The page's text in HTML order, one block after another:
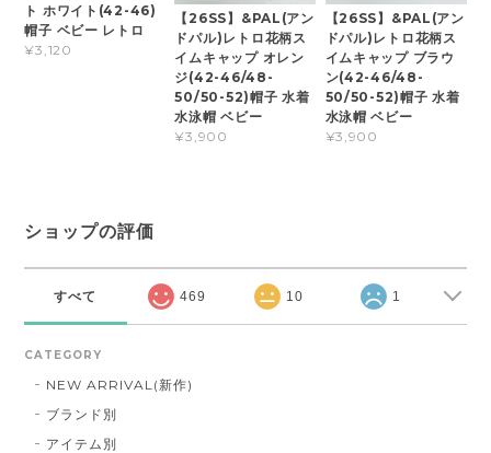
ト ホワイト(42-46)
帽子 ベビー レトロ
¥3,120
【26SS】&PAL(アン
ドパル)レトロ花柄ス
イムキャップ オレン
ジ(42-46/48-
50/50-52)帽子 水着
水泳帽 ベビー
¥3,900
【26SS】&PAL(アン
ドパル)レトロ花柄ス
イムキャップ ブラウ
ン(42-46/48-
50/50-52)帽子 水着
水泳帽 ベビー
¥3,900
ショップの評価
すべて 469 10 1
CATEGORY
NEW ARRIVAL(新作)
ブランド別
アイテム別